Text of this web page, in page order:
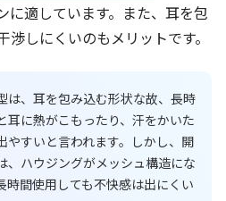
に適しています。また、耳を包
しにくいのもメリットです。
は、耳を包み込む形状な故、長時
耳に熱がこもったり、汗をかいた
やすいと言われます。しかし、開
、ハウジングがメッシュ構造にな
時間使用しても不快感は出にくい